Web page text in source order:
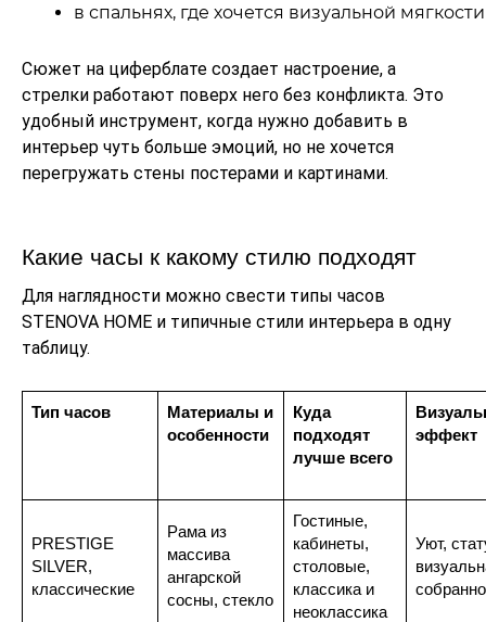
в спальнях, где хочется визуальной мягкости
Сюжет на циферблате создает настроение, а
стрелки работают поверх него без конфликта. Это
удобный инструмент, когда нужно добавить в
интерьер чуть больше эмоций, но не хочется
перегружать стены постерами и картинами.
Какие часы к какому стилю подходят
Для наглядности можно свести типы часов
STENOVA HOME и типичные стили интерьера в одну
таблицу.
Тип часов
Материалы и
особенности
Куда
подходят
лучше всего
эффект
PRESTIGE
SILVER,
классические
Рама из
массива
ангарской
сосны, стекло
Гостиные,
кабинеты,
столовые,
классика и
неоклассика
Уют,